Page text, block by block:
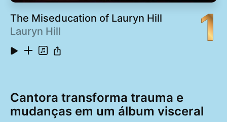
The Miseducation of Lauryn Hill
Lauryn Hill
1
Cantora transforma trauma e
mudanças em um álbum visceral